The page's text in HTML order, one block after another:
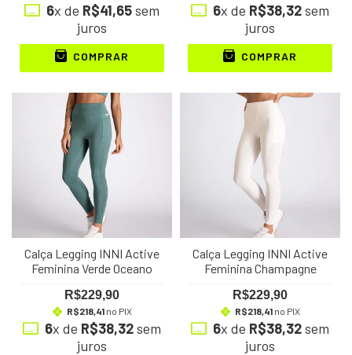
6x de R$41,65sem
juros
COMPRAR
6x de R$38,32sem
juros
COMPRAR
Calça Legging INNI Active
Feminina Verde Oceano
R$229,90
R$218,41no PIX
6x de R$38,32sem
juros
Calça Legging INNI Active
Feminina Champagne
R$229,90
R$218,41no PIX
6x de R$38,32sem
juros